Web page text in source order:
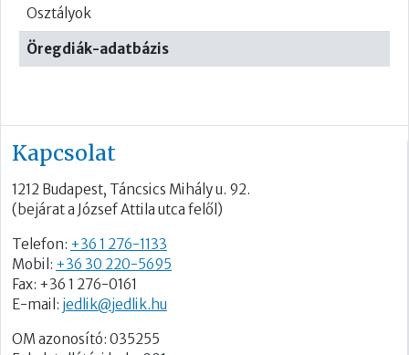
Osztályok
Öregdiák-adatbázis
Kapcsolat
1212 Budapest, Táncsics Mihály u. 92.
(bejárat a József Attila utca felől)
Telefon: +36 1 276-1133
Mobil: +36 30 220-5695
Fax: +36 1 276-0161
E-mail: jedlik@jedlik.hu
OM azonosító: 035255